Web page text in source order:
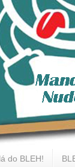
do BLEH!